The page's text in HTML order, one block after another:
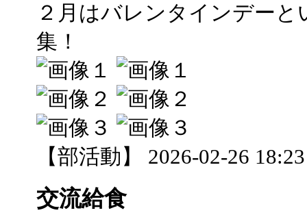
２月はバレンタインデー
集！
【部活動】 2026-02-26
交流給食